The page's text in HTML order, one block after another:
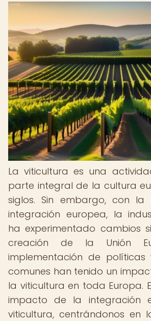
La viticultura es una
parte integral de la cultura
siglos. Sin embargo, con
integración europea, la
ha experimentado cambios
creación de la Unión
implementación de políticas
comunes han tenido un
la viticultura en toda Europa.
impacto de la integración
viticultura, centrándonos en